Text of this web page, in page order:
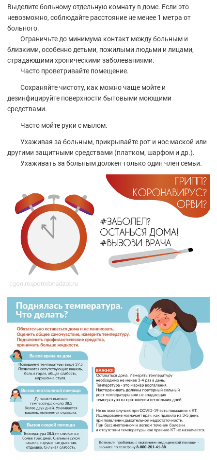
Выделите больному отдельную комнату в доме. Если это
невозможно, соблюдайте расстояние не менее 1 метра от
больного.
Ограничьте до минимума контакт между больным и
близкими, особенно детьми, пожилыми людьми и лицами,
страдающими хроническими заболеваниями.
Часто проветривайте помещение.
Сохраняйте чистоту, как можно чаще мойте и
дезинфицируйте поверхности бытовыми моющими
средствами.
Часто мойте руки с мылом.
Ухаживая за больным, прикрывайте рот и нос маской или
другими защитными средствами (платком, шарфом и др.).
Ухаживать за больным должен только один член семьи.